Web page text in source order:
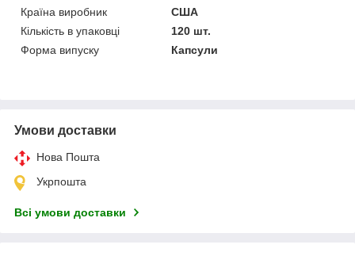
Країна виробник
США
Кількість в упаковці
120 шт.
Форма випуску
Капсули
Умови доставки
Нова Пошта
Укрпошта
Всі умови доставки